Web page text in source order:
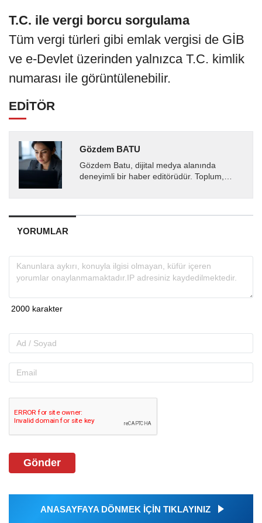
T.C. ile vergi borcu sorgulama
Tüm vergi türleri gibi emlak vergisi de GİB
ve e-Devlet üzerinden yalnızca T.C. kimlik
numarası ile görüntülenebilir.
EDİTÖR
Gözdem BATU
Gözdem Batu, dijital medya alanında
deneyimli bir haber editörüdür. Toplum,
doğru, tarafsız ve...
YORUMLAR
Gönder
ANASAYFAYA DÖNMEK İÇİN TIKLAYINIZ